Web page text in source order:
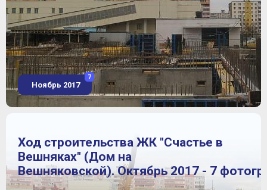
Ноябрь 2017
7
Ход строительства ЖК "Счастье в
Вешняках" (Дом на
Вешняковской). Октябрь 2017 - 7